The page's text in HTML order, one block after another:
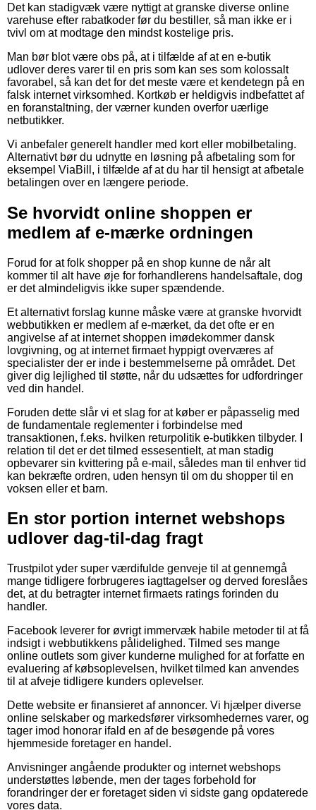
Det kan stadigvæk være nyttigt at granske diverse online
varehuse efter rabatkoder før du bestiller, så man ikke er i
tvivl om at modtage den mindst kostelige pris.
Man bør blot være obs på, at i tilfælde af at en e-butik
udlover deres varer til en pris som kan ses som kolossalt
favorabel, så kan det for det meste være et kendetegn på en
falsk internet virksomhed. Kortkøb er heldigvis indbefattet af
en foranstaltning, der værner kunden overfor uærlige
netbutikker.
Vi anbefaler generelt handler med kort eller mobilbetaling.
Alternativt bør du udnytte en løsning på afbetaling som for
eksempel ViaBill, i tilfælde af at du har til hensigt at afbetale
betalingen over en længere periode.
Se hvorvidt online shoppen er
medlem af e-mærke ordningen
Forud for at folk shopper på en shop kunne de når alt
kommer til alt have øje for forhandlerens handelsaftale, dog
er det almindeligvis ikke super spændende.
Et alternativt forslag kunne måske være at granske hvorvidt
webbutikken er medlem af e-mærket, da det ofte er en
angivelse af at internet shoppen imødekommer dansk
lovgivning, og at internet firmaet hyppigt overværes af
specialister der er inde i bestemmelserne på området. Det
giver dig lejlighed til støtte, når du udsættes for udfordringer
ved din handel.
Foruden dette slår vi et slag for at køber er påpasselig med
de fundamentale reglementer i forbindelse med
transaktionen, f.eks. hvilken returpolitik e-butikken tilbyder. I
relation til det er det tilmed essesentielt, at man stadig
opbevarer sin kvittering på e-mail, således man til enhver tid
kan bekræfte ordren, uden hensyn til om du shopper til en
voksen eller et barn.
En stor portion internet webshops
udlover dag-til-dag fragt
Trustpilot yder super værdifulde genveje til at gennemgå
mange tidligere forbrugeres iagttagelser og derved foreslåes
det, at du betragter internet firmaets ratings forinden du
handler.
Facebook leverer for øvrigt immervæk habile metoder til at få
indsigt i webbutikkens pålidelighed. Tilmed ses mange
online outlets som giver kunderne mulighed for at forfatte en
evaluering af købsoplevelsen, hvilket tilmed kan anvendes
til at afveje tidligere kunders oplevelser.
Dette website er finansieret af annoncer. Vi hjælper diverse
online selskaber og markedsfører virksomhedernes varer, og
tager imod honorar ifald en af de besøgende på vores
hjemmeside foretager en handel.
Anvisninger angående produkter og internet webshops
understøttes løbende, men der tages forbehold for
forandringer der er foretaget siden vi sidste gang opdaterede
vores data.